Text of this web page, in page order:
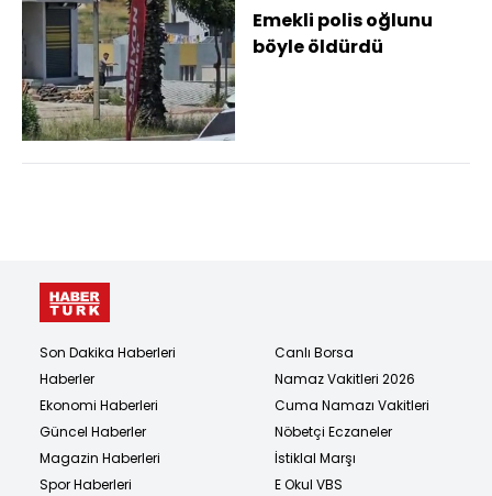
Emekli polis oğlunu
böyle öldürdü
Son Dakika Haberleri
Haberler
Ekonomi Haberleri
Güncel Haberler
Magazin Haberleri
Spor Haberleri
Canlı Borsa
Namaz Vakitleri 2026
Cuma Namazı Vakitleri
Nöbetçi Eczaneler
İstiklal Marşı
E Okul VBS